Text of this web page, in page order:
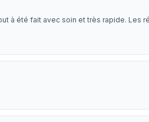
à été fait avec soin et très rapide. Les